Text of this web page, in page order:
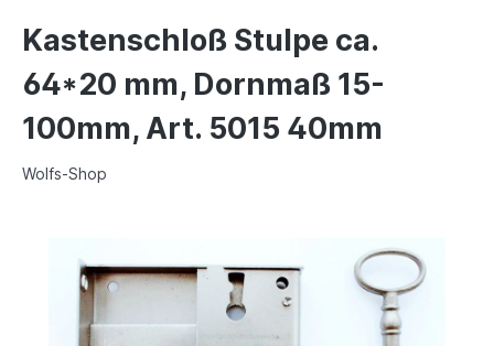
Kastenschloß Stulpe ca.
64*20 mm, Dornmaß 15-
100mm, Art. 5015 40mm
Wolfs-Shop